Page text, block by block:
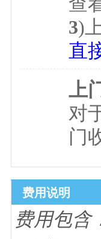
3)
直
上
对
门
费用说明
费用包含